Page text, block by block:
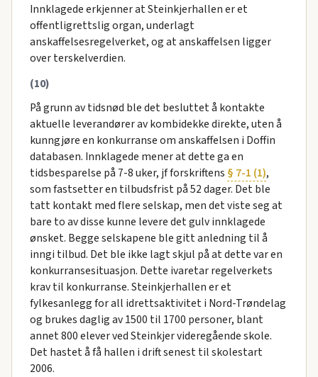
Innklagede erkjenner at Steinkjerhallen er et
offentligrettslig organ, underlagt
anskaffelsesregelverket, og at anskaffelsen ligger
over terskelverdien.
(10)
På grunn av tidsnød ble det besluttet å kontakte
aktuelle leverandører av kombidekke direkte, uten å
kunngjøre en konkurranse om anskaffelsen i Doffin
databasen. Innklagede mener at dette ga en
tidsbesparelse på 7-8 uker, jf forskriftens § 7-1 (1),
som fastsetter en tilbudsfrist på 52 dager. Det ble
tatt kontakt med flere selskap, men det viste seg at
bare to av disse kunne levere det gulv innklagede
ønsket. Begge selskapene ble gitt anledning til å
inngi tilbud. Det ble ikke lagt skjul på at dette var en
konkurransesituasjon. Dette ivaretar regelverkets
krav til konkurranse. Steinkjerhallen er et
fylkesanlegg for all idrettsaktivitet i Nord-Trøndelag
og brukes daglig av 1500 til 1700 personer, blant
annet 800 elever ved Steinkjer videregående skole.
Det hastet å få hallen i drift senest til skolestart
2006.